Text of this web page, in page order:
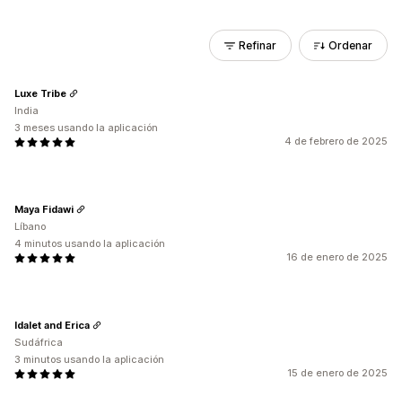
Refinar Ordenar
4 de febrero de 2025
Luxe Tribe
India
3 meses usando la aplicación
16 de enero de 2025
Maya Fidawi
Líbano
4 minutos usando la aplicación
15 de enero de 2025
Idalet and Erica
Sudáfrica
3 minutos usando la aplicación